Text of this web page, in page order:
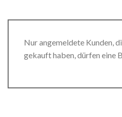
Nur angemeldete Kunden,
gekauft haben, dürfen eine